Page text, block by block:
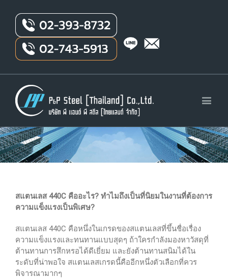
สแตนเลส 440C คืออะไร? ทำไมถึงเป็นที่นิยมในงานที่ต้องการ
ความแข็งแรงเป็นพิเศษ?
สแตนเลส 440C คือหนึ่งในเกรดของสแตนเลสที่ขึ้นชื่อเรื่อง
ความแข็งแรงและทนทานแบบสุดๆ ถ้าใครกำลังมองหาวัสดุที่
ต้านทานการสึกหรอได้ดีเยี่ยม และยังต้านทานสนิมได้ใน
ระดับที่น่าพอใจ สแตนเลสเกรดนี้คืออีกหนึ่งตัวเลือกที่ควร
พิจารณามากๆ